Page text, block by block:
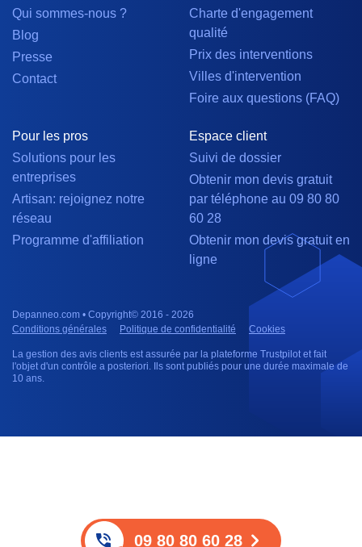
Qui sommes-nous ?
Blog
Presse
Contact
Charte d'engagement
qualité
Prix des interventions
Villes d'intervention
Foire aux questions (FAQ)
Pour les pros
Solutions pour les
entreprises
Artisan: rejoignez notre
réseau
Programme d'affiliation
Espace client
Suivi de dossier
Obtenir mon devis gratuit
par téléphone au 09 80 80
60 28
Obtenir mon devis gratuit en
ligne
Depanneo.com • Copyright© 2016 - 2026
Conditions générales
Politique de confidentialité Cookies
La gestion des avis clients est assurée par la plateforme Trustpilot et fait
l'objet d'un contrôle a posteriori. Ils sont publiés pour une durée maximale de
10 ans.
09 80 80 60 28